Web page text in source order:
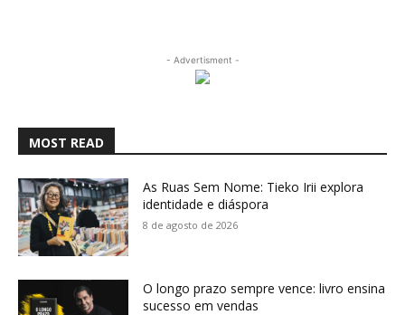
- Advertisment -
MOST READ
As Ruas Sem Nome: Tieko Irii explora
identidade e diáspora
8 de agosto de 2026
O longo prazo sempre vence: livro ensina
sucesso em vendas